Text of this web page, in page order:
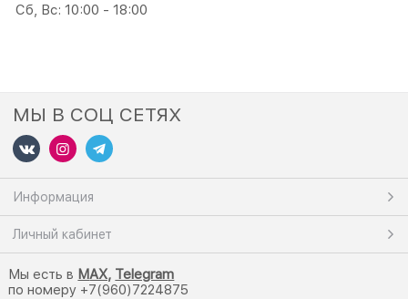
Сб, Вс: 10:00 - 18:00
МЫ В СОЦ СЕТЯХ
Информация
Личный кабинет
Мы есть в MAX, Telegram
по номеру +7(960)7224875